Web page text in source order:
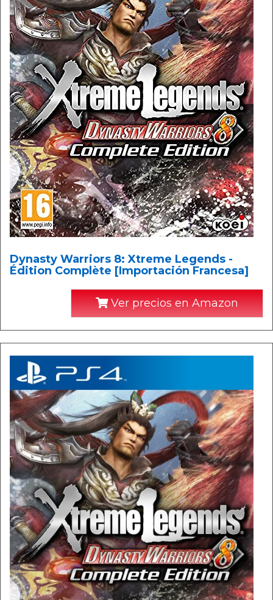
Dynasty Warriors 8: Xtreme Legends -
Édition Complète [Importación Francesa]
Ver precios en Amazon